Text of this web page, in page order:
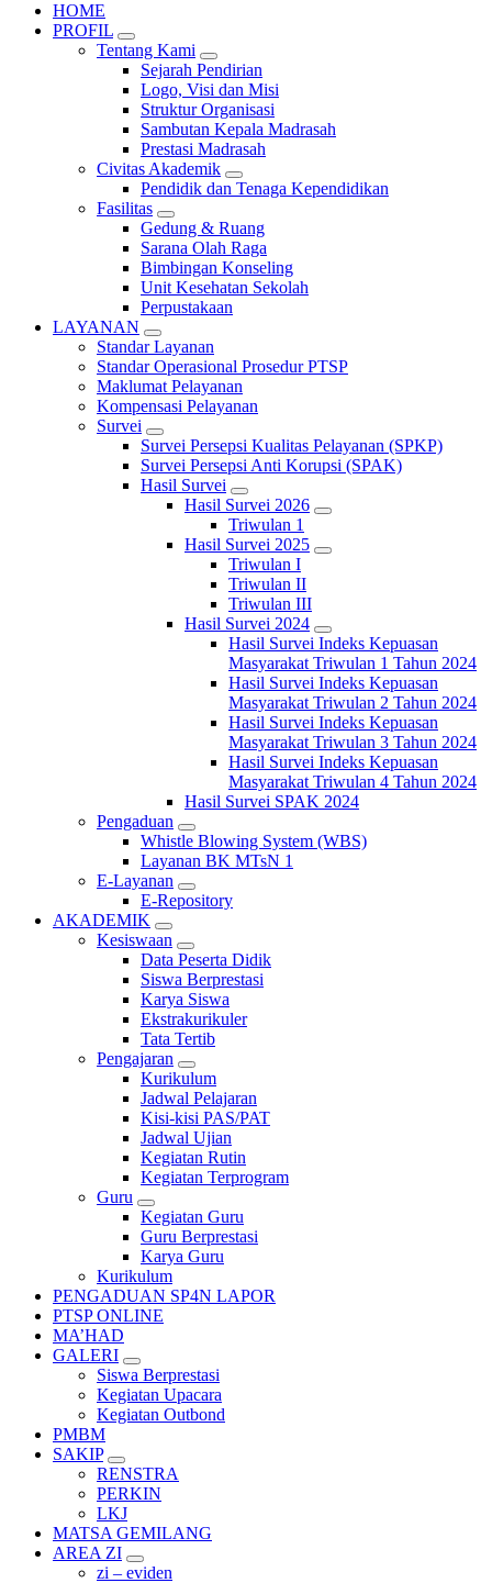
HOME
PROFIL
Tentang Kami
Sejarah Pendirian
Logo, Visi dan Misi
Struktur Organisasi
Sambutan Kepala Madrasah
Prestasi Madrasah
Civitas Akademik
Pendidik dan Tenaga Kependidikan
Fasilitas
Gedung & Ruang
Sarana Olah Raga
Bimbingan Konseling
Unit Kesehatan Sekolah
Perpustakaan
LAYANAN
Standar Layanan
Standar Operasional Prosedur PTSP
Maklumat Pelayanan
Kompensasi Pelayanan
Survei
Survei Persepsi Kualitas Pelayanan (SPKP)
Survei Persepsi Anti Korupsi (SPAK)
Hasil Survei
Hasil Survei 2026
Triwulan 1
Hasil Survei 2025
Triwulan I
Triwulan II
Triwulan III
Hasil Survei 2024
Hasil Survei Indeks Kepuasan
Masyarakat Triwulan 1 Tahun 2024
Hasil Survei Indeks Kepuasan
Masyarakat Triwulan 2 Tahun 2024
Hasil Survei Indeks Kepuasan
Masyarakat Triwulan 3 Tahun 2024
Hasil Survei Indeks Kepuasan
Masyarakat Triwulan 4 Tahun 2024
Hasil Survei SPAK 2024
Pengaduan
Whistle Blowing System (WBS)
Layanan BK MTsN 1
E-Layanan
E-Repository
AKADEMIK
Kesiswaan
Data Peserta Didik
Siswa Berprestasi
Karya Siswa
Ekstrakurikuler
Tata Tertib
Pengajaran
Kurikulum
Jadwal Pelajaran
Kisi-kisi PAS/PAT
Jadwal Ujian
Kegiatan Rutin
Kegiatan Terprogram
Guru
Kegiatan Guru
Guru Berprestasi
Karya Guru
Kurikulum
PENGADUAN SP4N LAPOR
PTSP ONLINE
MA’HAD
GALERI
Siswa Berprestasi
Kegiatan Upacara
Kegiatan Outbond
PMBM
SAKIP
RENSTRA
PERKIN
LKJ
MATSA GEMILANG
AREA ZI
zi – eviden